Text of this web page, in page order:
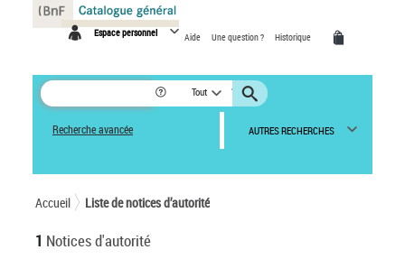
Espace personnel Aide Une question ? Historique
Tout
Recherche avancée AUTRES RECHERCHES
Accueil Liste de notices d’autorité
1 Notices d'autorité
Panneau de gestion des cookies